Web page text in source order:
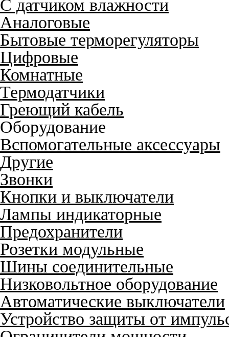
С датчиком влажности
Аналоговые
Бытовые терморегуляторы
Цифровые
Комнатные
Термодатчики
Греющий кабель
Оборудование
Вспомогательные аксессуары
Другие
Звонки
Кнопки и выключатели
Лампы индикаторные
Предохранители
Розетки модульные
Шины соединительные
Низковольтное оборудование
Автоматические выключатели
Устройство защиты от